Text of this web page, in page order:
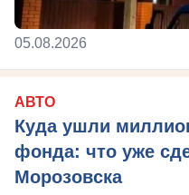
05.08.2026
АВТО
Куда ушли
фонда: что уже
Морозовска